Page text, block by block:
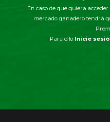
En caso de que quiera
mercado ganadero tendrá
Para ello Inicie